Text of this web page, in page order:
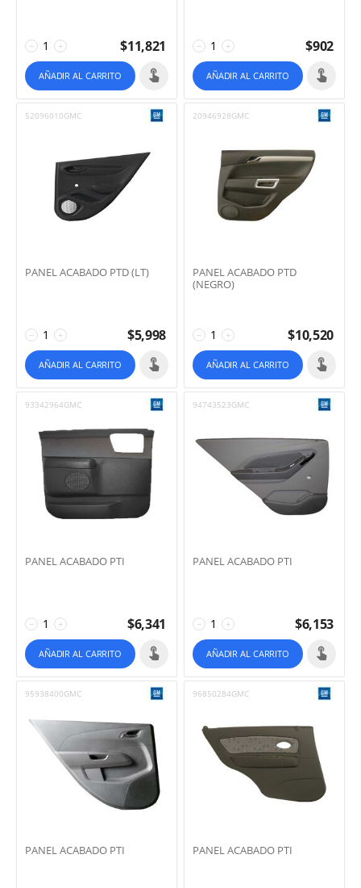
+
− $11,821
AÑADIR AL CARRITO
+
− $902
AÑADIR AL CARRITO
52096010GMC
PANEL ACABADO PTD (LT)
+
− $5,998
AÑADIR AL CARRITO
20946928GMC
PANEL ACABADO PTD
(NEGRO)
+
− $10,520
AÑADIR AL CARRITO
93342964GMC
PANEL ACABADO PTI
+
− $6,341
AÑADIR AL CARRITO
94743523GMC
PANEL ACABADO PTI
+
− $6,153
AÑADIR AL CARRITO
95938400GMC
PANEL ACABADO PTI
96850284GMC
PANEL ACABADO PTI